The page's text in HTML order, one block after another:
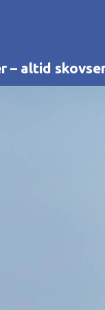
– altid